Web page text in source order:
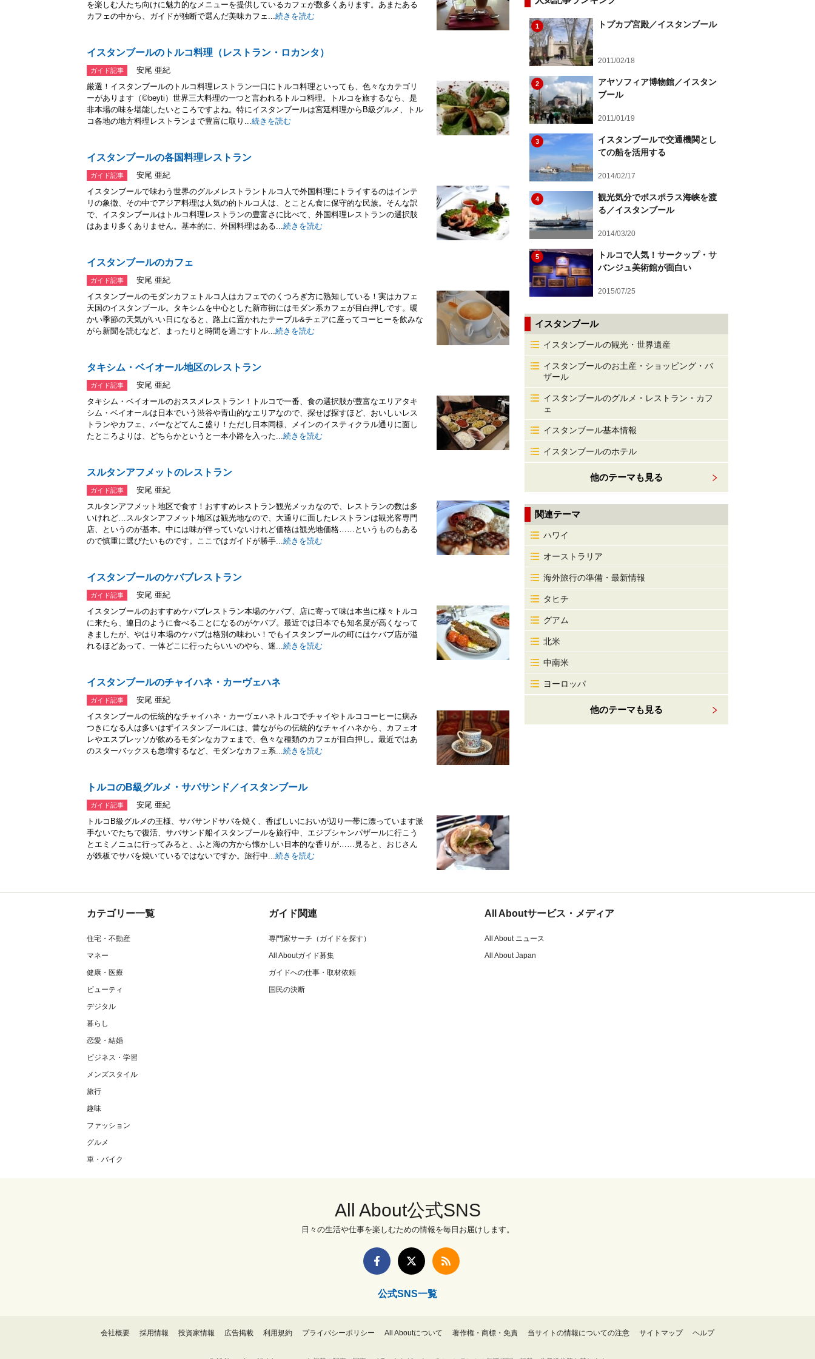
を楽しむ人たち向けに魅力的なメニューを提供しているカフェが数多くあります。あまたある
カフェの中から、ガイドが独断で選んだ美味カフェ...続きを読む
イスタンブールのトルコ料理（レストラン・ロカンタ）
ガイド記事
安尾 亜紀
厳選！イスタンブールのトルコ料理レストラン一口にトルコ料理といっても、色々なカテゴリ
ーがあります（©beyti）世界三大料理の一つと言われるトルコ料理。トルコを旅するなら、是
非本場の味を堪能したいところですよね。特にイスタンブールは宮廷料理からB級グルメ、トル
コ各地の地方料理レストランまで豊富に取り...続きを読む
イスタンブールの各国料理レストラン
ガイド記事
安尾 亜紀
イスタンブールで味わう世界のグルメレストラントルコ人で外国料理にトライするのはインテ
リの象徴、その中でアジア料理は人気の的トルコ人は、とことん食に保守的な民族。そんな訳
で、イスタンブールはトルコ料理レストランの豊富さに比べて、外国料理レストランの選択肢
はあまり多くありません。基本的に、外国料理はある...続きを読む
イスタンブールのカフェ
ガイド記事
安尾 亜紀
イスタンブールのモダンカフェトルコ人はカフェでのくつろぎ方に熟知している！実はカフェ
天国のイスタンブール。タキシムを中心とした新市街にはモダン系カフェが目白押しです。暖
かい季節の天気がいい日になると、路上に置かれたテーブル&チェアに座ってコーヒーを飲みな
がら新聞を読むなど、まったりと時間を過ごすトル...続きを読む
タキシム・ベイオール地区のレストラン
ガイド記事
安尾 亜紀
タキシム・ベイオールのおススメレストラン！トルコで一番、食の選択肢が豊富なエリアタキ
シム・ベイオールは日本でいう渋谷や青山的なエリアなので、探せば探すほど、おいしいレス
トランやカフェ、バーなどてんこ盛り！ただし日本同様、メインのイスティクラル通りに面し
たところよりは、どちらかというと一本小路を入った...続きを読む
スルタンアフメットのレストラン
ガイド記事
安尾 亜紀
スルタンアフメット地区で食す！おすすめレストラン観光メッカなので、レストランの数は多
いけれど…スルタンアフメット地区は観光地なので、大通りに面したレストランは観光客専門
店、というのが基本。中には味が伴っていないけれど価格は観光地価格……というものもある
ので慎重に選びたいものです。ここではガイドが勝手...続きを読む
イスタンブールのケバブレストラン
ガイド記事
安尾 亜紀
イスタンブールのおすすめケバブレストラン本場のケバブ、店に寄って味は本当に様々トルコ
に来たら、連日のように食べることになるのがケバブ。最近では日本でも知名度が高くなって
きましたが、やはり本場のケバブは格別の味わい！でもイスタンブールの町にはケバブ店が溢
れるほどあって、一体どこに行ったらいいのやら、迷...続きを読む
イスタンブールのチャイハネ・カーヴェハネ
ガイド記事
安尾 亜紀
イスタンブールの伝統的なチャイハネ・カーヴェハネトルコでチャイやトルココーヒーに病み
つきになる人は多いはずイスタンブールには、昔ながらの伝統的なチャイハネから、カフェオ
レやエスプレッソが飲めるモダンなカフェまで、色々な種類のカフェが目白押し。最近ではあ
のスターバックスも急増するなど、モダンなカフェ系...続きを読む
トルコのB級グルメ・サバサンド／イスタンブール
ガイド記事
安尾 亜紀
トルコB級グルメの王様、サバサンドサバを焼く、香ばしいにおいが辺り一帯に漂っています派
手ないでたちで復活、サバサンド船イスタンブールを旅行中、エジプシャンパザールに行こう
とエミノニュに行ってみると、ふと海の方から懐かしい日本的な香りが……見ると、おじさん
が鉄板でサバを焼いているではないですか。旅行中...続きを読む
1 トプカプ宮殿／イスタンブール
2011/02/18
2
アヤソフィア博物館／イスタン
ブール
2011/01/19
3
イスタンブールで交通機関とし
ての船を活用する
2014/02/17
4
観光気分でボスポラス海峡を渡
る／イスタンブール
2014/03/20
5
トルコで人気！サークップ・サ
バンジュ美術館が面白い
2015/07/25
イスタンブール
イスタンブールの観光・世界遺産
イスタンブールのお土産・ショッピング・バ
ザール
イスタンブールのグルメ・レストラン・カフ
ェ
イスタンブール基本情報
イスタンブールのホテル
他のテーマも見る
関連テーマ
ハワイ
オーストラリア
海外旅行の準備・最新情報
タヒチ
グアム
北米
中南米
ヨーロッパ
他のテーマも見る
カテゴリー一覧
住宅・不動産
マネー
健康・医療
ビューティ
デジタル
暮らし
恋愛・結婚
ビジネス・学習
メンズスタイル
旅行
趣味
ファッション
グルメ
車・バイク
ガイド関連
専門家サーチ（ガイドを探す）
All Aboutガイド募集
ガイドへの仕事・取材依頼
国民の決断
All Aboutサービス・メディア
All About ニュース
All About Japan
All About公式SNS
日々の生活や仕事を楽しむための情報を毎日お届けします。
公式SNS一覧
会社概要 採用情報 投資家情報 広告掲載 利用規約 プライバシーポリシー All Aboutについて 著作権・商標・免責 当サイトの情報についての注意 サイトマップ ヘルプ